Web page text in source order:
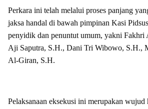
Perkara ini telah melalui proses panjang
jaksa handal di bawah pimpinan Kasi
penyidik dan penuntut umum, yakni Fakhri
Aji Saputra, S.H., Dani Tri Wibowo, S.H.,
Al-Giran, S.H.
Pelaksanaan eksekusi ini merupakan